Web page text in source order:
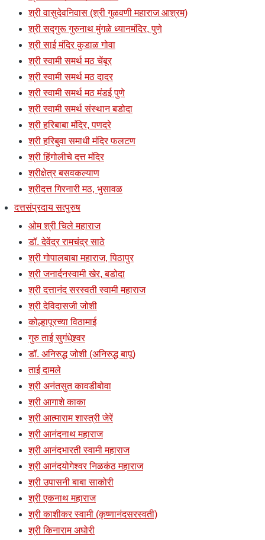
श्री वासुदेवनिवास (श्री गुळवणी महाराज आश्रम)
श्री सद्गुरू गुरुनाथ मुंगळे ध्यानमंदिर, पुणे
श्री साई मंदिर कुडाळ गोवा
श्री स्वामी समर्थ मठ चेंबूर
श्री स्वामी समर्थ मठ दादर
श्री स्वामी समर्थ मठ मंडई पुणे
श्री स्वामी समर्थ संस्थान बडोदा
श्री हरिबाबा मंदिर, पणदरे
श्री हरिबुवा समाधी मंदिर फलटण
श्री हिंगोलीचे दत्त मंदिर
श्रीक्षेत्र बसवकल्याण
श्रीदत्त गिरनारी मठ, भुसावळ
दत्तसंप्रदाय सत्पुरुष
ओम श्री चिले महाराज
डॉ. देवेंद्र रामचंद्र साठे
श्री गोपालबाबा महाराज, पिठापुर
श्री जनार्दनस्वामी खेर, बडोदा
श्री दत्तानंद सरस्वती स्वामी महाराज
श्री देविदासजी जोशी
कोल्हापूरच्या विठामाई
गुरु ताई सुगंधेश्र्वर
डॉ. अनिरुद्ध जोशी (अनिरुद्ध बापू)
ताई दामले
श्री अनंतसुत कावडीबोवा
श्री आगाशे काका
श्री आत्माराम शास्त्री जेरें
श्री आनंदनाथ महाराज
श्री आनंदभारती स्वामी महाराज
श्री आनंदयोगेश्वर निळकंठ महाराज
श्री उपासनी बाबा साकोरी
श्री एकनाथ महाराज
श्री काशीकर स्वामी (कृष्णानंदसरस्वती)
श्री किनाराम अघोरी